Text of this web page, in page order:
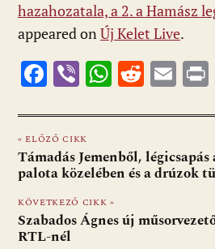
hazahozatala, a 2. a Hamász
appeared onÚj Kelet Live.
F
e
b
o
o
k
Vi
er
W
at
s
A
p
p
R
d
di
t
E
ai
l
« ELŐZŐ CIKK
Támadás Jemenből,
palota közelében és a drúzok
KÖVETKEZŐ CIKK »
Szabados Ágnes új
RTL-nél